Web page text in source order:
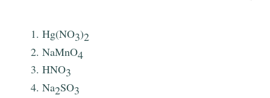
Hg(NO3)2
NaMnO4
HNO3
Na2SO3